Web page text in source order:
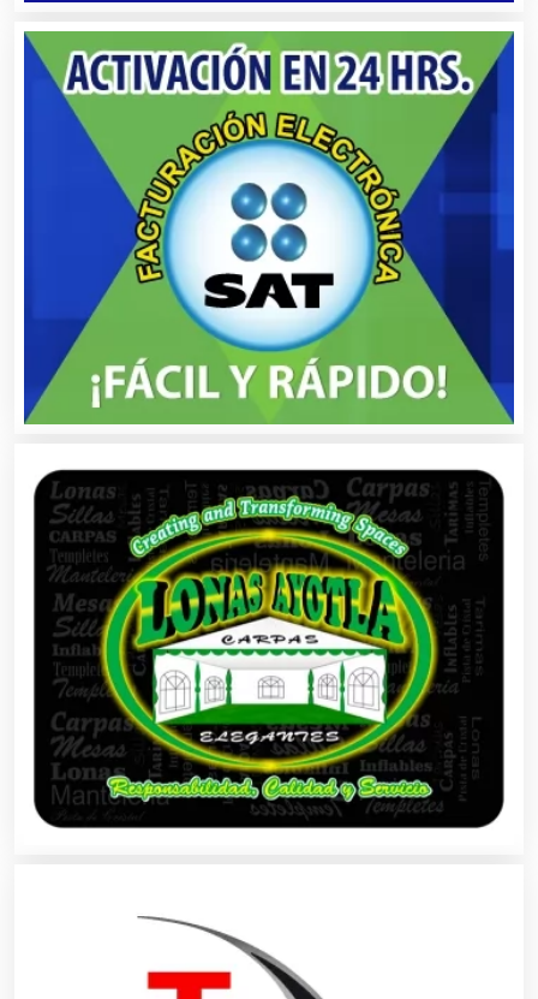
Alquiler de Sillas y Mesas
Alquiler de Trajes de Etiqueta
Alta Costura
Ambulancias
Análisis Clínicos
Análisis de Aguas
Animadores de Eventos
Aparatos y Equipos Eléctricos
Artes Gráficas